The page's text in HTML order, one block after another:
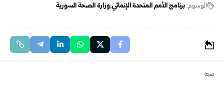
الوسوم:برنامج الأمم المتحدة الإنمائي وزارة الصحة السورية
صحة